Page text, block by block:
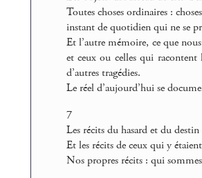
Toutes choses ordinaires :
instant de quotidien qui ne se
Et l’autre mémoire, ce que nous
et ceux ou celles qui racontent
d’autres tragédies.
Le réel d’aujourd’hui se
7
Les récits du hasard et du
Et les récits de ceux qui y
Nos propres récits : qui